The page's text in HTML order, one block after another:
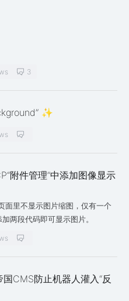
3
✨
附件管理”中添加图像显示
面里不显示图片缩图，仅有一个
两段代码即可显示图片。
CMS防止机器人灌入“反